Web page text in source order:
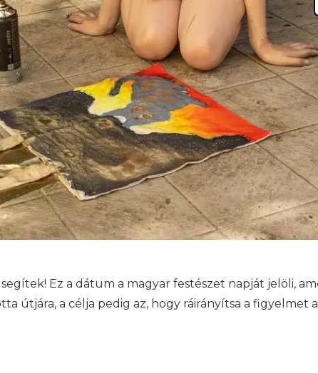
Ez a dátum a magyar festészet napját jelöli,
útjára, a célja pedig az, hogy ráirányítsa a figyelmet